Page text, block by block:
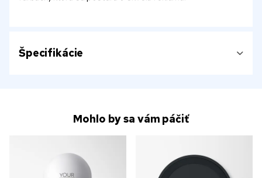
Špecifikácie
Mohlo by sa vám páčiť